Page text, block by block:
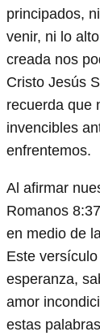
principados,
venir, ni lo
creada nos
Cristo Jesús
recuerda que
invencibles
enfrentemos.
Al afirmar
Romanos
en medio de
Este
esperanza,
amor
estas